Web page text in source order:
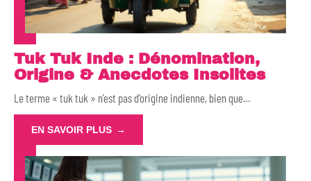
Tuk Tuk Inde : Dénomination,
Origine & Anecdotes Insolites
Le terme « tuk tuk » n’est pas d’origine indienne, bien que…
EN SAVOIR PLUS